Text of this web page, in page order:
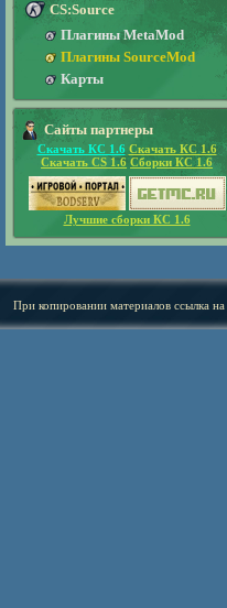
CS:Source
Плагины MetaMod
Плагины SourceMod
Карты
Сайты партнеры
Скачать КС 1.6 Скачать КС 1.6
Скачать CS 1.6 Сборки КС 1.6
Лучшие сборки КС 1.6
При копировании материалов ссылка на